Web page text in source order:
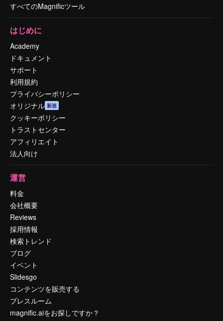
すべてのMagnificツール
はじめに
Academy
ドキュメント
サポート
利用規約
プライバシーポリシー
オリジナル 新規
クッキーポリシー
トラストセンター
アフィリエイト
法人向け
運営
料金
会社概要
Reviews
採用情報
検索トレンド
ブログ
イベント
Slidesgo
コンテンツを販売する
プレスルーム
magnific.aiをお探しですか？